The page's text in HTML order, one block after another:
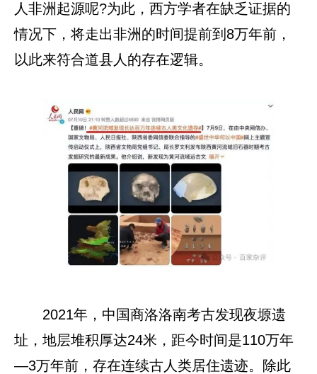
人非洲起源呢?为此，西方学者在缺乏证据的
情况下，将走出非洲的时间提前到8万年前，
以此来符合道县人的存在逻辑。
2021年，中国商洛洛南考古发现夜塬遗
址，地层堆积厚达24米，距今时间是110万年
—3万年前，存在连续古人类居住遗迹。除此